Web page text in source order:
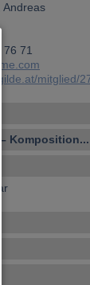
Andreas
76 71
mitglied/
Komposition...